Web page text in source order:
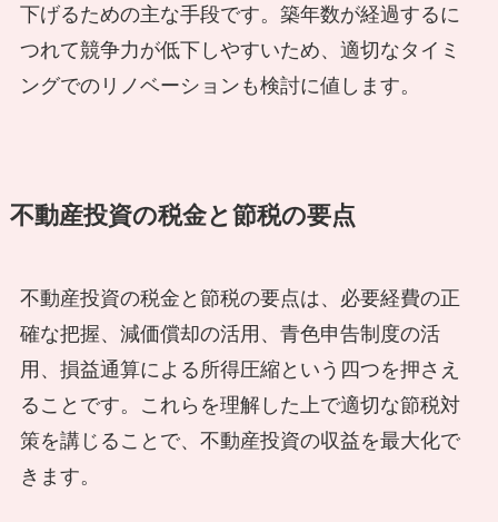
下げるための主な手段です。築年数が経過するに
つれて競争力が低下しやすいため、適切なタイミ
ングでのリノベーションも検討に値します。
不動産投資の税金と節税の要点
不動産投資の税金と節税の要点は、必要経費の正
確な把握、減価償却の活用、青色申告制度の活
用、損益通算による所得圧縮という四つを押さえ
ることです。これらを理解した上で適切な節税対
策を講じることで、不動産投資の収益を最大化で
きます。